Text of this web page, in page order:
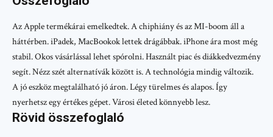
Az Apple termékárai emelkedtek. A chiphiány és az MI-boom áll a
háttérben. iPadek, MacBookok lettek drágábbak. iPhone ára most még
stabil. Okos vásárlással lehet spórolni. Használt piac és diákkedvezmény
segít. Nézz szét alternatívák között is. A technológia mindig változik.
A jó eszköz megtalálható jó áron. Légy türelmes és alapos. Így
nyerhetsz egy értékes gépet. Városi életed könnyebb lesz.
Rövid összefoglaló